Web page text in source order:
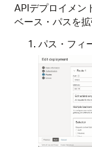
APIデプロイメン
ベース・パスを
パス・フィ